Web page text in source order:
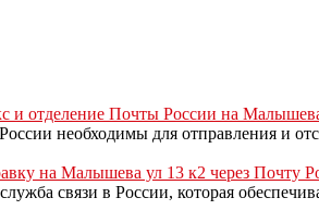
и отделение Почты России на
необходимы для отправления и
на Малышева ул 13 к2 через Почту
связи в России, которая